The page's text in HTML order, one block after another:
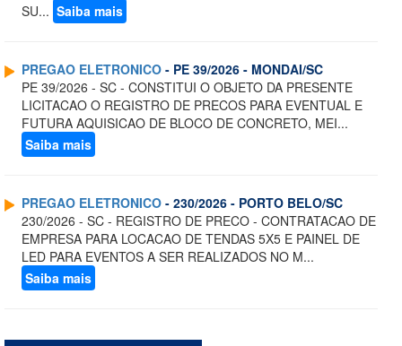
SU... Saiba mais
PREGAO ELETRONICO - PE 39/2026 - MONDAI/SC
PE 39/2026 - SC - CONSTITUI O OBJETO DA PRESENTE
LICITACAO O REGISTRO DE PRECOS PARA EVENTUAL E
FUTURA AQUISICAO DE BLOCO DE CONCRETO, MEI...
Saiba mais
PREGAO ELETRONICO - 230/2026 - PORTO BELO/SC
230/2026 - SC - REGISTRO DE PRECO - CONTRATACAO DE
EMPRESA PARA LOCACAO DE TENDAS 5X5 E PAINEL DE
LED PARA EVENTOS A SER REALIZADOS NO M...
Saiba mais